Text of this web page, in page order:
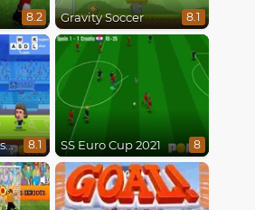
8.2 Gravity Soccer 8.1
Football Legends 2021 8.1 SS Euro Cup 2021 8